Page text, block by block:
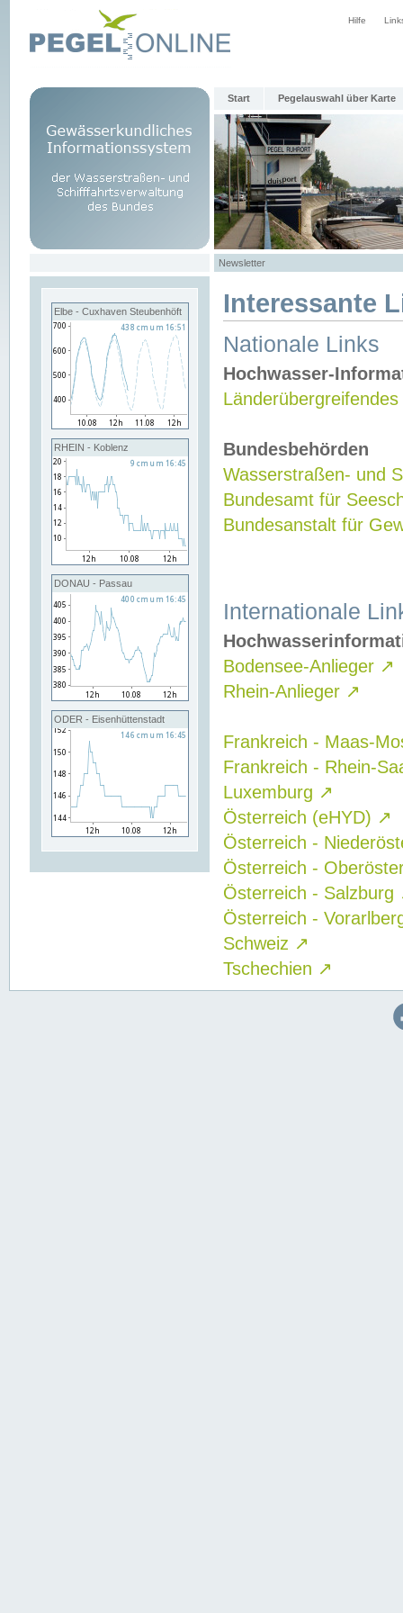
Hilfe
Start Pegelauswahl über Karte
Newsletter
Elbe - Cuxhaven Steubenhöft
RHEIN - Koblenz
DONAU - Passau
ODER - Eisenhüttenstadt
Interessante
Nationale Links
Hochwasser-
Bundesbehörden
Wasserstraßen- und
Bundesamt für
Bundesanstalt für
Internationale
Bodensee-Anlieger ↗
Rhein-Anlieger ↗
Frankreich - Maas-
Frankreich - Rhein-
Luxemburg ↗
Österreich (eHYD) ↗
Österreich -
Österreich -
Österreich - Salzburg
Österreich -
Schweiz ↗
Tschechien ↗